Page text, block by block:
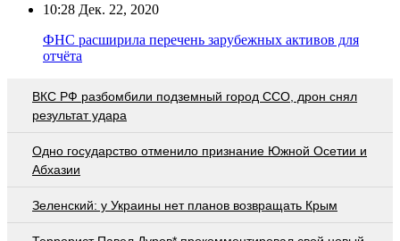
10:28 Дек. 22, 2020
ФНС расширила перечень зарубежных активов для
отчёта
ВКС РФ разбомбили подземный город ССО, дрон снял
результат удара
Одно государство отменило признание Южной Осетии и
Абхазии
Зеленский: у Украины нет планов возвращать Крым